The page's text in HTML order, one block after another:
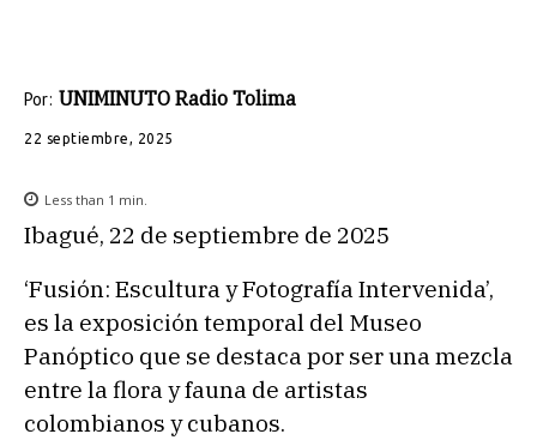
Por: UNIMINUTO Radio Tolima
22 septiembre, 2025
Less than 1 min.
Ibagué, 22 de septiembre de 2025
‘Fusión: Escultura y Fotografía Intervenida’,
es la exposición temporal del Museo
Panóptico que se destaca por ser una mezcla
entre la flora y fauna de artistas
colombianos y cubanos.